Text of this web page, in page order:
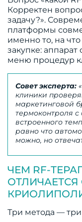
Корректен
задачу?».
платформы
именно то, на
закупке:
меню процедур
Совет эксперта:
клиники
маркетинговой
термоконтроля
встроенного
равно что
можно, но
ЧЕМ RF-
Три метода —